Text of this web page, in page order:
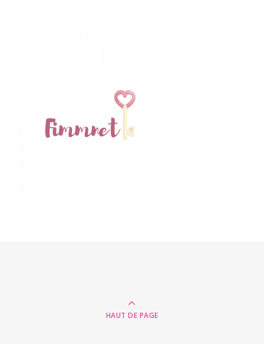
HAUT DE PAGE